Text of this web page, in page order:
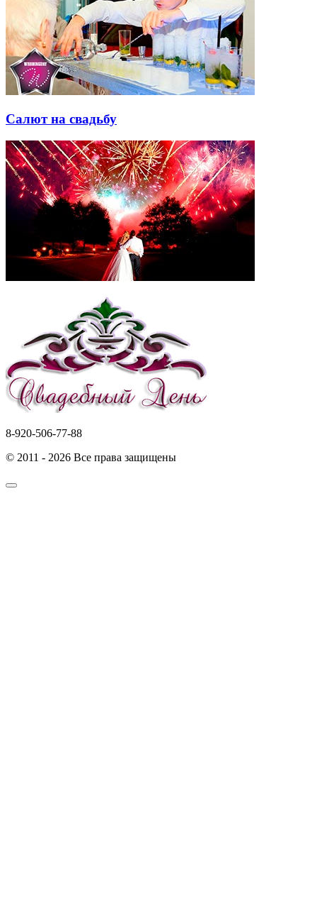
Салют на свадьбу
8-920-506-77-88
© 2011 - 2026 Все права защищены